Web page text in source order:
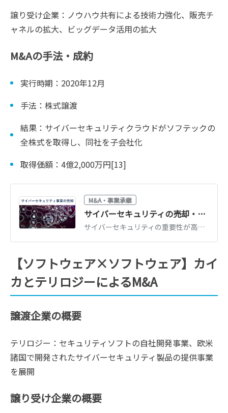
譲り受け企業：ノウハウ共有による技術力強化、販売チ
ャネルの拡大、ビッグデータ活用の拡大
M&Aの手法・成約
実行時期：2020年12月
手法：株式譲渡
結果：サイバーセキュリティクラウドがソフテックの
全株式を取得し、同社を子会社化
取得価額：4億2,000万円[13]
M&A・事業承継
サイバーセキュリティの売却・M&A事例17選、売却価格相場
サイバーセキュリティの重要性が高まっていることを背景に、業界内ではM&Aが活発化しています。サイバーセキュリティ事業の最新M&A事例や売却価格相場、売却の成功可能性を高めるポイントを詳しく解説します。（中小企業診断士 鈴木裕太 監修）
【ソフトウェア×ソフトウェア】カイ
カとテリロジーによるM&A
譲渡企業の概要
テリロジー：セキュリティソフトの自社開発事業、欧米
諸国で開発されたサイバーセキュリティ製品の提供事業
を展開
譲り受け企業の概要